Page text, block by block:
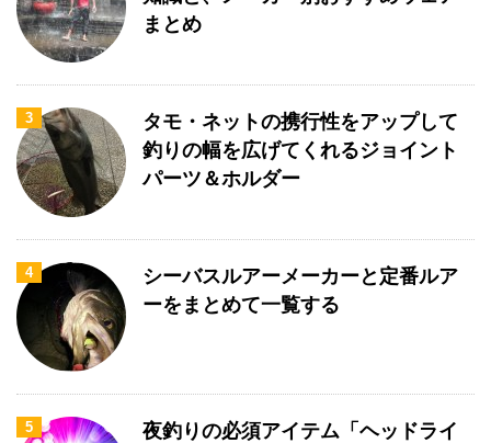
まとめ
3
タモ・ネットの携行性をアップして
釣りの幅を広げてくれるジョイント
パーツ＆ホルダー
4
シーバスルアーメーカーと定番ルア
ーをまとめて一覧する
5
夜釣りの必須アイテム「ヘッドライ